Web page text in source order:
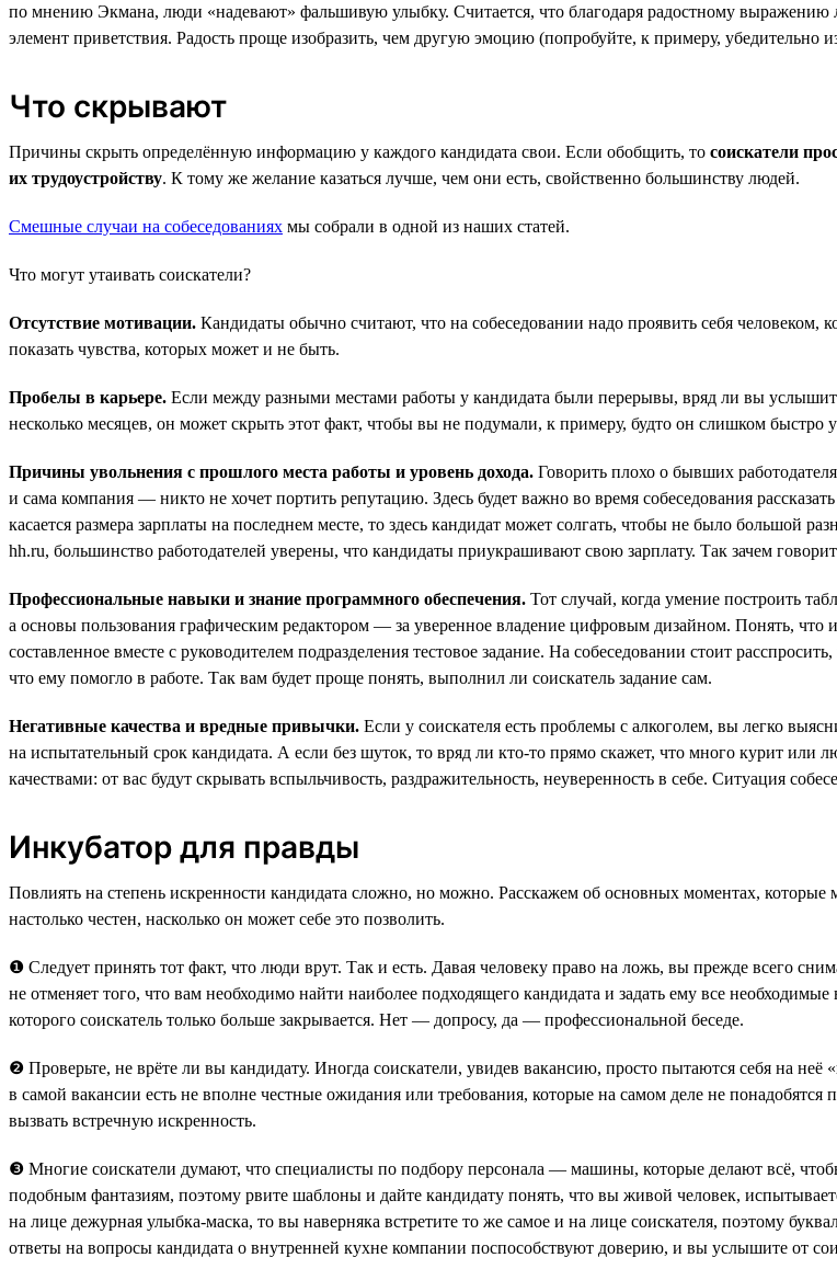
по мнению Экмана, люди «надевают» фальшивую улыбку. Считается, что благодаря радостному
элемент приветствия. Радость проще изобразить, чем другую эмоцию (попробуйте, к примеру,
Что скрывают
Причины скрыть определённую информацию у каждого кандидата свои. Если обобщить, то соискатели
их трудоустройству. К тому же желание казаться лучше, чем они есть, свойственно большинству людей.
Смешные случаи на собеседованиях мы собрали в одной из наших статей.
Что могут утаивать соискатели?
Отсутствие мотивации. Кандидаты обычно считают, что на собеседовании надо проявить себя
показать чувства, которых может и не быть.
Пробелы в карьере. Если между разными местами работы у кандидата были перерывы, вряд ли вы
несколько месяцев, он может скрыть этот факт, чтобы вы не подумали, к примеру, будто он слишком
Причины увольнения с прошлого места работы и уровень дохода. Говорить плохо о бывших
и сама компания — никто не хочет портить репутацию. Здесь будет важно во время собеседования
касается размера зарплаты на последнем месте, то здесь кандидат может солгать, чтобы не было большой
hh.ru, большинство работодателей уверены, что кандидаты приукрашивают свою зарплату. Так зачем
Профессиональные навыки и знание программного обеспечения. Тот случай, когда умение построить
а основы пользования графическим редактором — за уверенное владение цифровым дизайном. Понять, что
составленное вместе с руководителем подразделения тестовое задание. На собеседовании стоит
что ему помогло в работе. Так вам будет проще понять, выполнил ли соискатель задание сам.
Негативные качества и вредные привычки. Если у соискателя есть проблемы с алкоголем, вы легко
на испытательный срок кандидата. А если без шуток, то вряд ли кто-то прямо скажет, что много курит
качествами: от вас будут скрывать вспыльчивость, раздражительность, неуверенность в себе. Ситуация
Инкубатор для правды
Повлиять на степень искренности кандидата сложно, но можно. Расскажем об основных моментах,
настолько честен, насколько он может себе это позволить.
❶ Следует принять тот факт, что люди врут. Так и есть. Давая человеку право на ложь, вы прежде всего
не отменяет того, что вам необходимо найти наиболее подходящего кандидата и задать ему все
которого соискатель только больше закрывается. Нет — допросу, да — профессиональной беседе.
❷ Проверьте, не врёте ли вы кандидату. Иногда соискатели, увидев вакансию, просто пытаются себя на
в самой вакансии есть не вполне честные ожидания или требования, которые на самом деле не
вызвать встречную искренность.
❸ Многие соискатели думают, что специалисты по подбору персонала — машины, которые делают всё,
подобным фантазиям, поэтому рвите шаблоны и дайте кандидату понять, что вы живой человек,
на лице дежурная улыбка-маска, то вы наверняка встретите то же самое и на лице соискателя, поэтому
ответы на вопросы кандидата о внутренней кухне компании поспособствуют доверию, и вы услышите от